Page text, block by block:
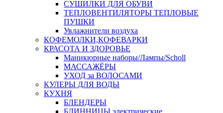
СУШИЛКИ ДЛЯ ОБУВИ
ТЕПЛОВЕНТИЛЯТОРЫ ТЕПЛОВЫЕ
ПУШКИ
Увлажнители воздуха
КОФЕМОЛКИ,КОФЕВАРКИ
КРАСОТА И ЗДОРОВЬЕ
Маникюрные наборы/Лампы/Scholl
МАССАЖЁРЫ
УХОД за ВОЛОСАМИ
КУЛЕРЫ ДЛЯ ВОДЫ
КУХНЯ
БЛЕНДЕРЫ
БЛИННИЦЫ электрические